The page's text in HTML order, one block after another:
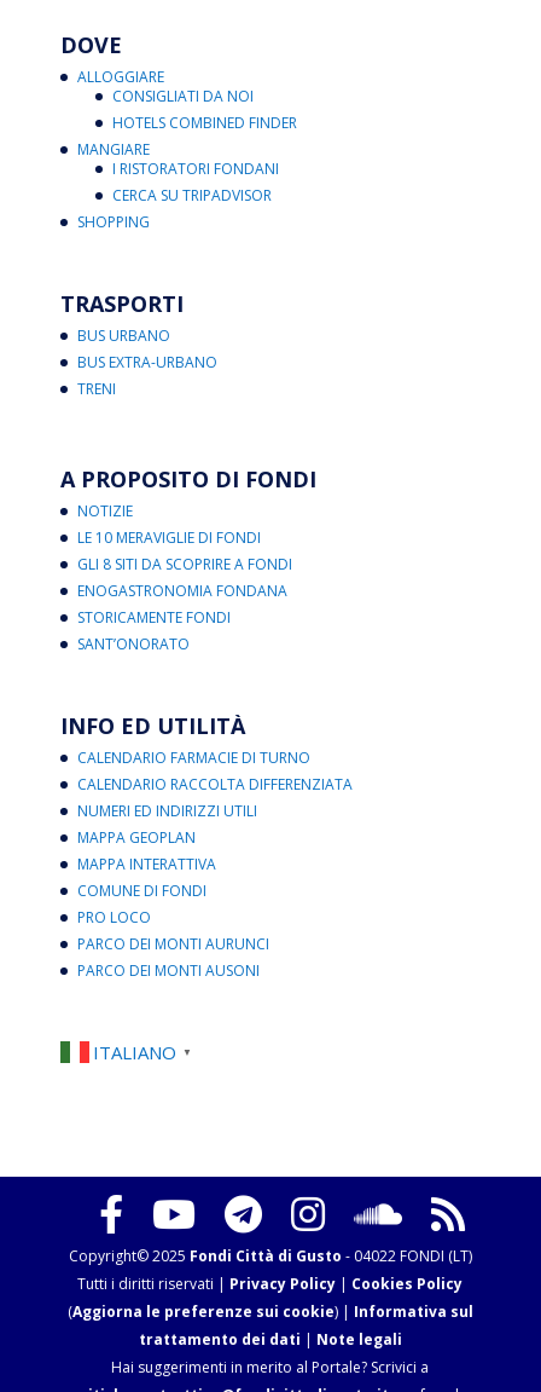
DOVE
ALLOGGIARE
CONSIGLIATI DA NOI
HOTELS COMBINED FINDER
MANGIARE
I RISTORATORI FONDANI
CERCA SU TRIPADVISOR
SHOPPING
TRASPORTI
BUS URBANO
BUS EXTRA-URBANO
TRENI
A PROPOSITO DI FONDI
NOTIZIE
LE 10 MERAVIGLIE DI FONDI
GLI 8 SITI DA SCOPRIRE A FONDI
ENOGASTRONOMIA FONDANA
STORICAMENTE FONDI
SANT’ONORATO
INFO ED UTILITÀ
CALENDARIO FARMACIE DI TURNO
CALENDARIO RACCOLTA DIFFERENZIATA
NUMERI ED INDIRIZZI UTILI
MAPPA GEOPLAN
MAPPA INTERATTIVA
COMUNE DI FONDI
PRO LOCO
PARCO DEI MONTI AURUNCI
PARCO DEI MONTI AUSONI
ITALIANO ▼
Copyright© 2025 Fondi Città di Gusto - 04022 FONDI (LT)
Tutti i diritti riservati | Privacy Policy | Cookies Policy
(Aggiorna le preferenze sui cookie) | Informativa sul
trattamento dei dati | Note legali
Hai suggerimenti in merito al Portale? Scrivici a